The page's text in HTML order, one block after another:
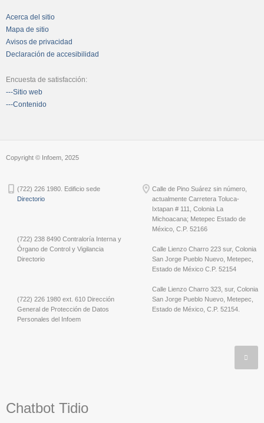
Acerca del sitio
Mapa de sitio
Avisos de privacidad
Declaración de accesibilidad
Encuesta de satisfacción:
---Sitio web
---Contenido
Copyright © Infoem, 2025
(722) 226 1980. Edificio sede
Directorio
(722) 238 8490 Contraloría Interna y
Órgano de Control y Vigilancia
Directorio
(722) 226 1980 ext. 610 Dirección
General de Protección de Datos
Personales del Infoem
Calle de Pino Suárez sin número,
actualmente Carretera Toluca-
Ixtapan # 111, Colonia La
Michoacana; Metepec Estado de
México, C.P. 52166
Calle Lienzo Charro 223 sur, Colonia
San Jorge Pueblo Nuevo, Metepec,
Estado de México C.P. 52154
Calle Lienzo Charro 323, sur, Colonia
San Jorge Pueblo Nuevo, Metepec,
Estado de México, C.P. 52154.
Chatbot Tidio